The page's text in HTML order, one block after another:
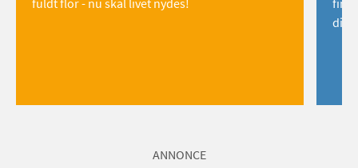
fuldt flor - nu skal livet nydes!
find
dig!
ANNONCE